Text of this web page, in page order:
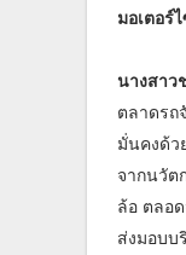
มอเตอร์
นางสาว
ตลาดรถ
มั่นคงด้ว
จากนวัต
ล้อ ตลอ
ส่งมอบบ